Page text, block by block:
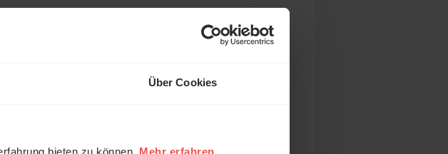
Über Cookies
bieten zu können. Mehr erfahren